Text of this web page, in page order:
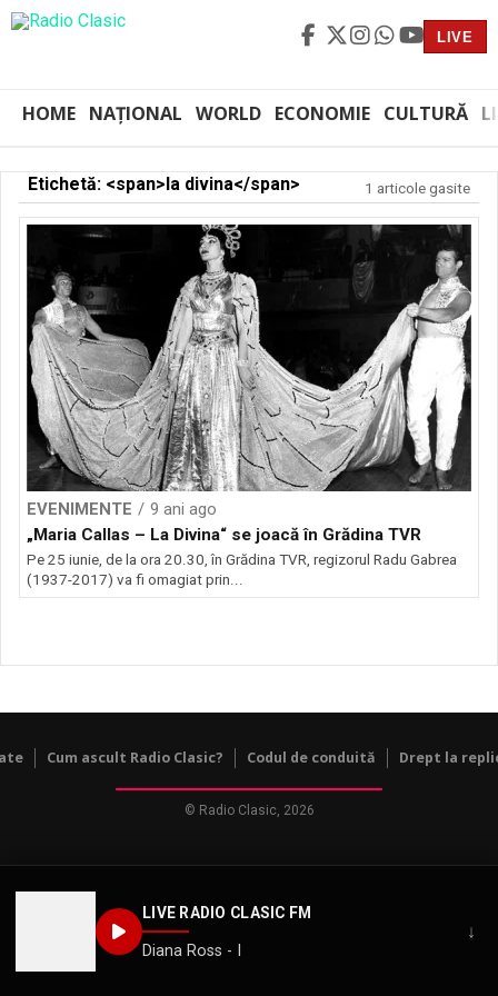
LIVE
HOME NAȚIONAL WORLD ECONOMIE CULTURĂ
LIVE RADIO CLASIC FM
Diana Ross - I
↓
Etichetă: <span>la divina</span> 1 articole gasite
EVENIMENTE
9 ani ago
„Maria Callas – La Divina“ se joacă în Grădina TVR
Pe 25 iunie, de la ora 20.30, în Grădina TVR, regizorul Radu Gabrea
(1937-2017) va fi omagiat prin...
Cum ascult Radio Clasic? Codul de conduită Drept la
© Radio Clasic, 2026